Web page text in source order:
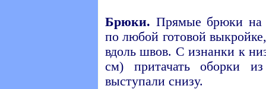
Брюки. Прямые брюки на
по любой готовой
вдоль швов. С изнанки к
см) притачать оборки
выступали снизу.